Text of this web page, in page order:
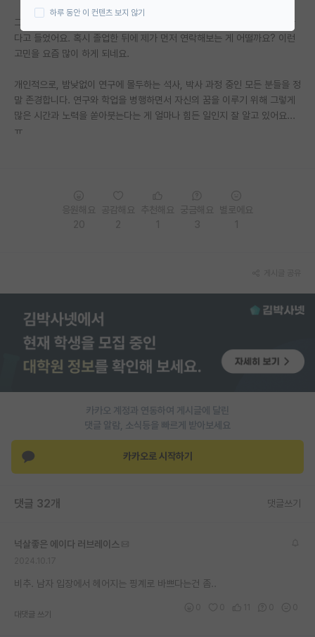
연구실(PI) 홍보 게시판
석박사 채용 정보 게시판
임용 정보 게시판
학부 인턴 게시판
장학금/장학생 게시판
학술 정보 게시판
홍보 게시판
이벤트
재팬라운지 🌸
그동안 서로 연락은 전혀 하지 않고 지냈는데, 이제 전 남친이 곧 졸업을 한
다고 들었어요. 혹시 졸업한 뒤에 제가 먼저 연락해보는 게 어떨까요? 이런
고민을 요즘 많이 하게 되네요.
개인적으로, 밤낮없이 연구에 몰두하는 석사, 박사 과정 중인 모든 분들을 정
말 존경합니다. 연구와 학업을 병행하면서 자신의 꿈을 이루기 위해 그렇게
많은 시간과 노력을 쏟아붓는다는 게 얼마나 힘든 일인지 잘 알고 있어요...
ㅠ
카카오 계정과 연동하여 게시글에 달린
댓글 알람, 소식등을 빠르게 받아보세요
카카오로 시작하기
댓글 32개 댓글쓰기
넉살좋은 에이다 러브레이스
비추. 남자 입장에서 헤어지는 핑계로 바쁘다는건 좀..
대댓글 쓰기
하루 동안 이 컨텐츠 보지 않기